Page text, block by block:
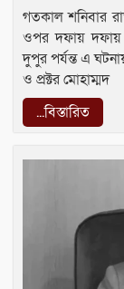
গতকাল শনিবার রাত
ওপর দফায় দফায়
দুপুর পর্যন্ত এ
ও প্রক্টর মোহাম্মদ
...বিস্তারিত